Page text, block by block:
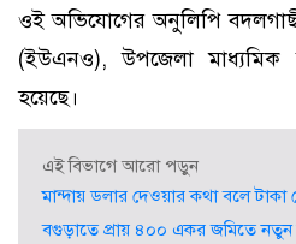
ওই অভিযোগের অনুলিপি
(ইউএনও), উপজেলা মাধ্যমিক
হয়েছে।
এই বিভাগে আরো পড়ুন
মান্দায় ডলার দেওয়ার কথা বলে টাকা
বগুড়াতে প্রায় ৪০০ একর জমিতে নতুন